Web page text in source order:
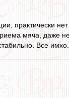
практически
мяча, даже
Все имхо.